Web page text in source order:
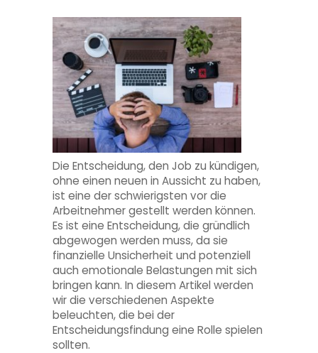
Die Entscheidung, den Job zu kündigen,
ohne einen neuen in Aussicht zu haben,
ist eine der schwierigsten vor die
Arbeitnehmer gestellt werden können.
Es ist eine Entscheidung, die gründlich
abgewogen werden muss, da sie
finanzielle Unsicherheit und potenziell
auch emotionale Belastungen mit sich
bringen kann. In diesem Artikel werden
wir die verschiedenen Aspekte
beleuchten, die bei der
Entscheidungsfindung eine Rolle spielen
sollten.